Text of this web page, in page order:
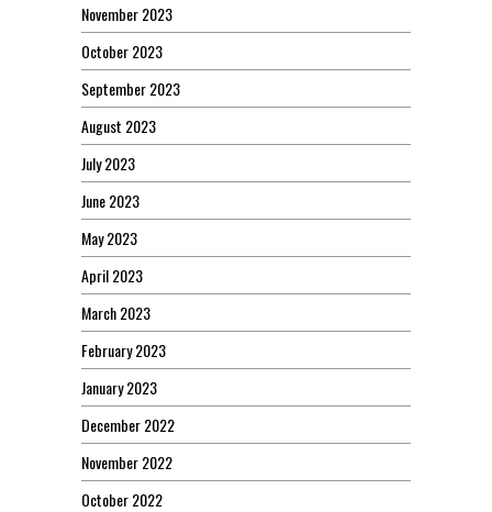
November 2023
October 2023
September 2023
August 2023
July 2023
June 2023
May 2023
April 2023
March 2023
February 2023
January 2023
December 2022
November 2022
October 2022